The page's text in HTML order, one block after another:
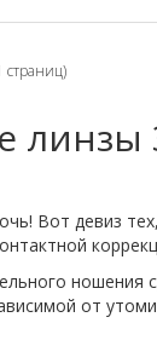
страниц)
линзы
Вот девиз
ношения
от